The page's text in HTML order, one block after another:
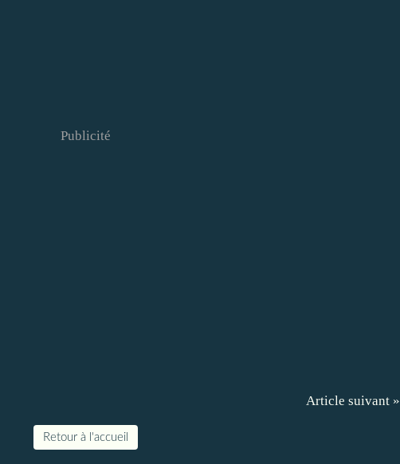
Publicité
Article suivant »
Retour à l'accueil